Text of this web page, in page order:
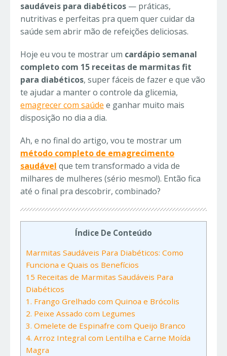
saudáveis para diabéticos — práticas,
nutritivas e perfeitas pra quem quer cuidar da
saúde sem abrir mão de refeições deliciosas.
Hoje eu vou te mostrar um cardápio semanal
completo com 15 receitas de marmitas fit
para diabéticos, super fáceis de fazer e que vão
te ajudar a manter o controle da glicemia,
emagrecer com saúde e ganhar muito mais
disposição no dia a dia.
Ah, e no final do artigo, vou te mostrar um
método completo de emagrecimento
saudável que tem transformado a vida de
milhares de mulheres (sério mesmo!). Então fica
até o final pra descobrir, combinado?
Índice De Conteúdo
Marmitas Saudáveis Para Diabéticos: Como
Funciona e Quais os Benefícios
15 Receitas de Marmitas Saudáveis Para
Diabéticos
1. Frango Grelhado com Quinoa e Brócolis
2. Peixe Assado com Legumes
3. Omelete de Espinafre com Queijo Branco
4. Arroz Integral com Lentilha e Carne Moída
Magra